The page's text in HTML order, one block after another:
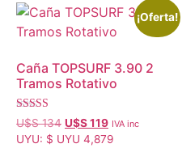
¡Oferta!
Caña TOPSURF 3.90 2
Tramos Rotativo
Valorado con
5.00
de 5
U$S134 U$S119 IVA inc
UYU: $ UYU 4,879